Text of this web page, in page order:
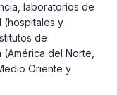
laboratorios de
(hospitales y
de
del Norte,
Oriente y